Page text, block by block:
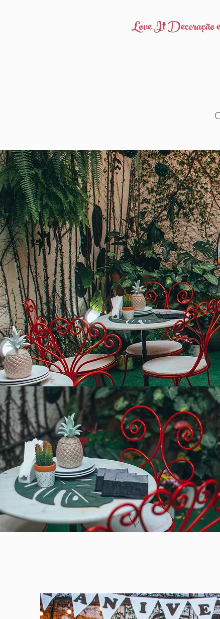
Love It Decoração